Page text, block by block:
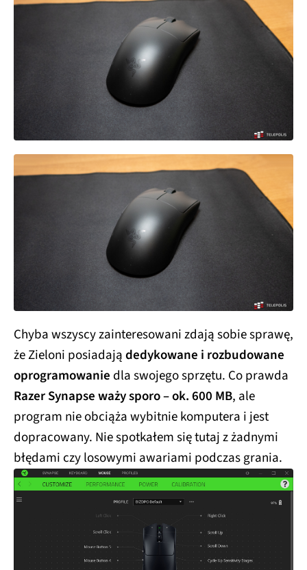
Chyba wszyscy zainteresowani zdają sobie sprawę,
że Zieloni posiadajądedykowane i rozbudowane
oprogramowanie dla swojego sprzętu. Co prawda
Razer Synapse waży sporo – ok. 600 MB, ale
program nie obciąża wybitnie komputera i jest
dopracowany. Nie spotkałem się tutaj z żadnymi
błędami czy losowymi awariami podczas grania.